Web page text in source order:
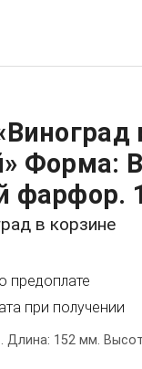
Форма:
фарфор.
в корзине
предоплате
при получении
Длина: 152 мм.